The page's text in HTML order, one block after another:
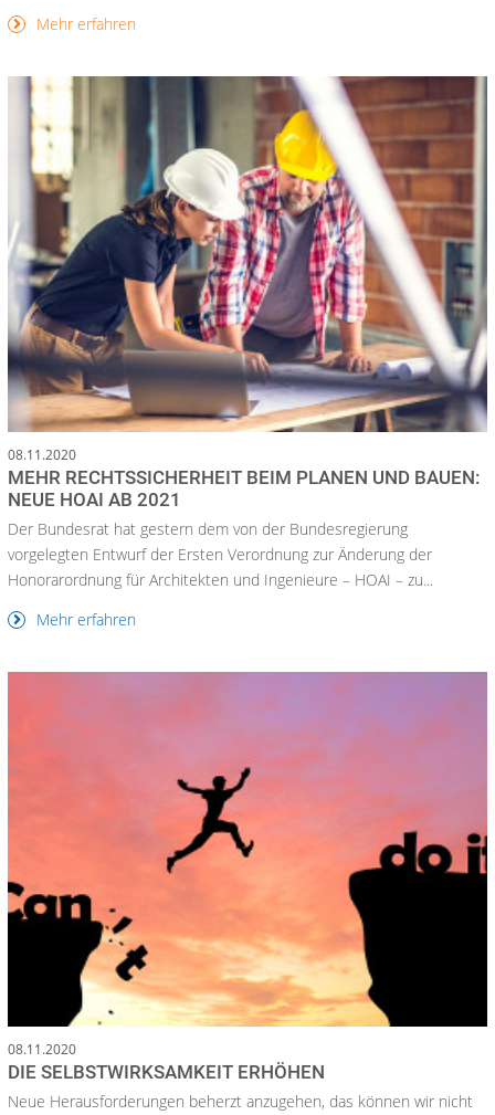
Mehr erfahren
08.11.2020
MEHR RECHTSSICHERHEIT BEIM PLANEN UND BAUEN:
NEUE HOAI AB 2021
Der Bundesrat hat gestern dem von der Bundesregierung
vorgelegten Entwurf der Ersten Verordnung zur Änderung der
Honorarordnung für Architekten und Ingenieure – HOAI – zu...
Mehr erfahren
08.11.2020
DIE SELBSTWIRKSAMKEIT ERHÖHEN
Neue Herausforderungen beherzt anzugehen, das können wir nicht